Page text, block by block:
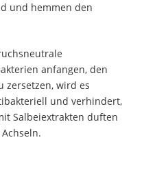
und hemmen den
anfangen, den
zersetzen, wird es
und verhindert,
Salbeiextrakten duften